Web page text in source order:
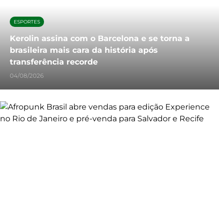
ESPORTES
Kerolin assina com o Barcelona e se torna a
brasileira mais cara da história após
transferência recorde
04/08/2026